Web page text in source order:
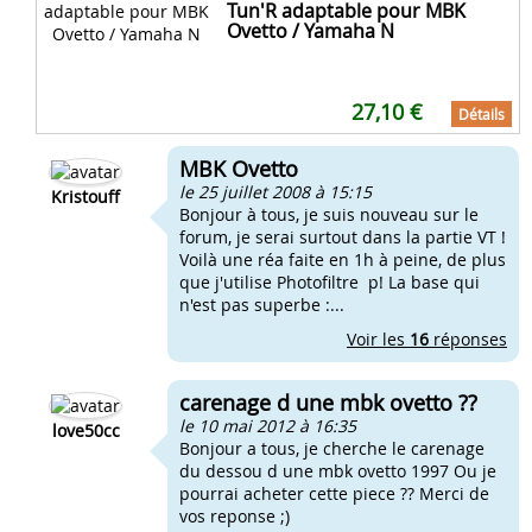
Tun'R adaptable pour MBK
Ovetto / Yamaha N
27,10 € Détails
Kristouff
MBK Ovetto
le 25 juillet 2008 à 15:15
Bonjour à tous, je suis nouveau sur le
forum, je serai surtout dans la partie VT !
Voilà une réa faite en 1h à peine, de plus
que j'utilise Photofiltre p! La base qui
n'est pas superbe :...
Voir les 16 réponses
love50cc
carenage d une mbk ovetto ??
le 10 mai 2012 à 16:35
Bonjour a tous, je cherche le carenage
du dessou d une mbk ovetto 1997 Ou je
pourrai acheter cette piece ?? Merci de
vos reponse ;)